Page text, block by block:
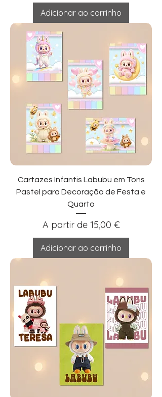
Adicionar ao carrinho
Cartazes Infantis Labubu em Tons
Pastel para Decoração de Festa e
Quarto
A partir de 15,00 €
Preço promocional
Adicionar ao carrinho